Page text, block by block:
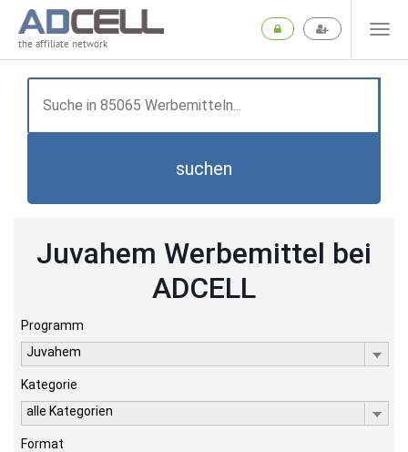
the affiliate network
suchen
Juvahem Werbemittel bei
ADCELL
Programm
Juvahem
Kategorie
alle Kategorien
Format